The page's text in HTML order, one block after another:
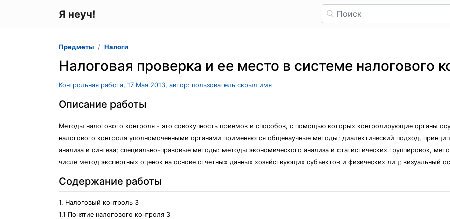
Я неуч!
Предметы Налоги
Налоговая проверка и ее место в системе налогового
Контрольная работа, 17 Мая 2013, автор: пользователь скрыл имя
Описание работы
Методы налогового контроля - это совокупность приемов и способов, с помощью которых контролирующие органы
налогового контроля уполномоченными органами применяются общенаучные методы: диалектический подход,
анализа и синтеза; специально-правовые методы: методы экономического анализа и статистических группировок,
числе метод экспертных оценок на основе отчетных данных хозяйствующих субъектов и физических лиц; визуальный
Содержание работы
1. Налоговый контроль 3
1.1 Понятие налогового контроля 3